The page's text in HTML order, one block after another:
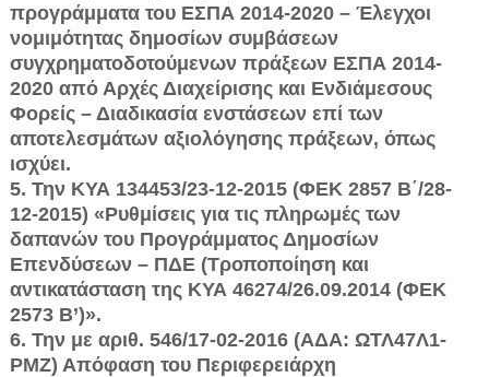
προγράμ­ματα του ΕΣΠΑ 2014-2020 – Έλεγχοι
νομιμότητας δημοσίων συμβάσεων
συγχρηματοδοτούμενων πράξεων ΕΣΠΑ 2014-
2020 από Αρχές Διαχείρισης και Ενδιάμεσους
Φορείς – Διαδικασία ενστάσεων επί των
αποτελεσμάτων α­ξιολόγησης πράξεων, όπως
ισχύει.
5. Την ΚΥΑ 134453/23-12-2015 (ΦΕΚ 2857 Β΄/28-
12-2015) «Ρυθμίσεις για τις πληρωμές των
δαπανών του Προγράμματος Δημοσίων
Επενδύσεων – ΠΔΕ (Τροποποίηση και
αντικατάσταση της ΚΥΑ 46274/26.09.2014 (ΦΕΚ
2573 Β’)».
6. Την με αριθ. 546/17-02-2016 (ΑΔΑ: ΩΤΛ47Λ1-
ΡΜΖ) Απόφαση του Περι­φερειάρχη